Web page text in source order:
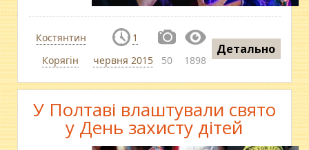
Костянтин
Корягін
1
червня 2015
50 1898
Детально
У Полтаві влаштували свято
у День захисту дітей